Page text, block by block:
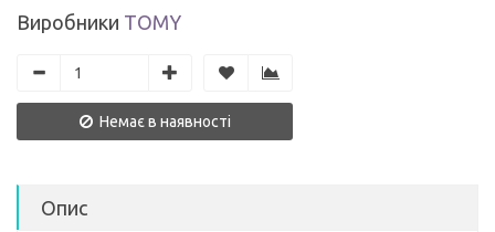
Виробники TOMY
Немає в наявності
Опис